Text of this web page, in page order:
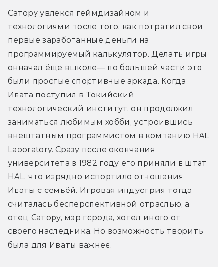
Сатору увлёкся геймдизайном и
технологиями после того, как потратил свои
первые заработанные деньги на
программируемый калькулятор. Делать игры
онначал ёще вшколе— по большей части это
были простые спортивные аркада. Когда
Ивата поступил в Токийский
технологический институт, он продолжил
заниматься любимым хобби, устроившись
внештатным программистом в компанию HAL
Laboratory. Сразу после окончания
университета в 1982 году его приняли в штат
HAL, что изрядно испортило отношения
Иваты с семьёй. Игровая индустрия тогда
считалась бесперспективной отраслью, а
отец Сатору, мэр города, хотел иного от
своего наследника. Но возможность творить
была для Иваты важнее.